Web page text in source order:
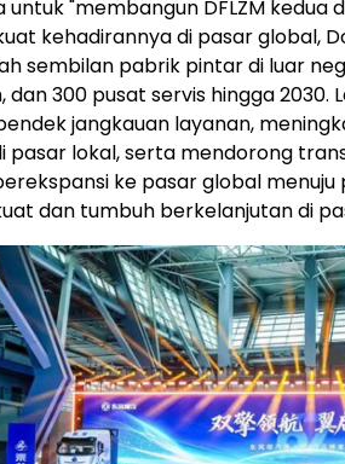
untuk "membangun DFLZM kedua
kehadirannya di pasar global,
sembilan pabrik pintar di luar
dan 300 pusat servis hingga 2030.
jangkauan layanan,
pasar lokal, serta mendorong
ke pasar global menuju
dan tumbuh berkelanjutan di